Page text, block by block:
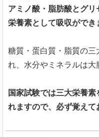
アミノ酸・脂肪酸とグリ
栄養素として吸収ができ
糖質・蛋白質・脂質の三
れ、水分やミネラルは大
国家試験では三大栄養
れますので、必ず覚えて